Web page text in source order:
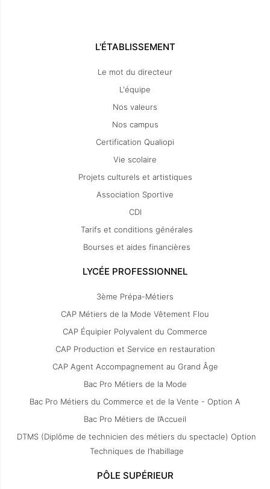
L'ÉTABLISSEMENT
Le mot du directeur
L'équipe
Nos valeurs
Nos campus
Certification Qualiopi
Vie scolaire
Projets culturels et artistiques
Association Sportive
CDI
Tarifs et conditions générales
Bourses et aides financières
LYCÉE PROFESSIONNEL
3ème Prépa-Métiers
CAP Métiers de la Mode Vêtement Flou
CAP Équipier Polyvalent du Commerce
CAP Production et Service en restauration
CAP Agent Accompagnement au Grand Âge
Bac Pro Métiers de la Mode
Bac Pro Métiers du Commerce et de la Vente - Option A
Bac Pro Métiers de l’Accueil
DTMS (Diplôme de technicien des métiers du spectacle) Option
Techniques de l’habillage
PÔLE SUPÉRIEUR